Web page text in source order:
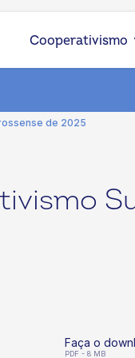
Cooperativismo
de 2025
Faça o
PDF - 8 MB